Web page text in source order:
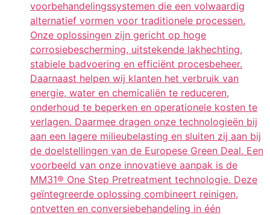
voorbehandelingssystemen die een volwaardig
alternatief vormen voor traditionele processen.
Onze oplossingen zijn gericht op hoge
corrosiebescherming, uitstekende lakhechting,
stabiele badvoering en efficiënt procesbeheer.
Daarnaast helpen wij klanten het verbruik van
energie, water en chemicaliën te reduceren,
onderhoud te beperken en operationele kosten te
verlagen. Daarmee dragen onze technologieën bij
aan een lagere milieubelasting en sluiten zij aan bij
de doelstellingen van de Europese Green Deal. Een
voorbeeld van onze innovatieve aanpak is de
MM31® One Step Pretreatment technologie. Deze
geïntegreerde oplossing combineert reinigen,
ontvetten en conversiebehandeling in één